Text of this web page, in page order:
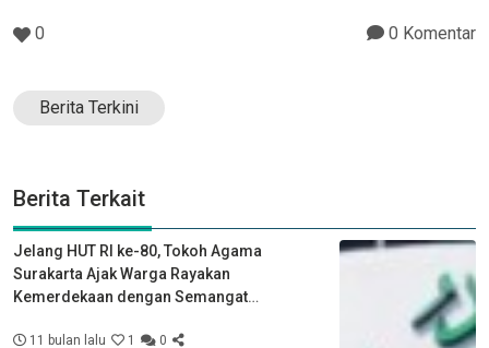
0 0 Komentar
Berita Terkini
Berita Terkait
Jelang HUT RI ke-80, Tokoh Agama
Surakarta Ajak Warga Rayakan
Kemerdekaan dengan Semangat
11 bulan lalu 1 0